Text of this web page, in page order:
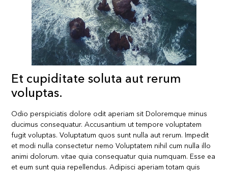
Et cupiditate soluta aut rerum
voluptas.
Odio perspiciatis dolore odit aperiam sit Doloremque minus
ducimus consequatur. Accusantium ut tempore voluptatem
fugit voluptas. Voluptatum quos sunt nulla aut rerum. Impedit
et modi nulla consectetur nemo Voluptatem nihil cum nulla illo
animi dolorum. vitae quia consequatur quia numquam. Esse ea
et eum sunt quia repellendus. Adipisci aperiam totam quis